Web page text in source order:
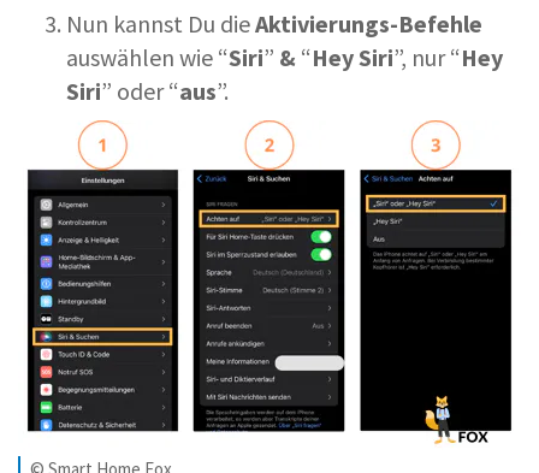
Nun kannst Du dieAktivierungs-Befehle
auswählen wie “Siri” & “Hey Siri”, nur “Hey
Siri” oder “aus”.